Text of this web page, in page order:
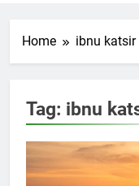
Home ibnu katsir
Tag: ibnu